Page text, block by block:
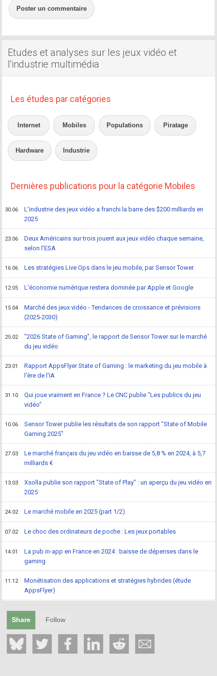
Poster un commentaire
Etudes et analyses sur les jeux vidéo et
l'industrie multimédia
Les études par catégories
Internet Mobiles Populations Piratage
Hardware Industrie
Dernières publications pour la catégorie Mobiles
30.06
L'industrie des jeux vidéo a franchi la barre des $200 milliards en
2025
23.06
Deux Américains sur trois jouent aux jeux vidéo chaque semaine,
selon l'ESA
16.06 Les stratégies Live Ops dans le jeu mobile, par Sensor Tower
12.05 L'économie numérique restera dominée par Apple et Google
15.04
Marché des jeux vidéo - Tendances de croissance et prévisions
(2025-2030)
25.02
"2026 State of Gaming", le rapport de Sensor Tower sur le marché
du jeu vidéo
23.01
Rapport AppsFlyer State of Gaming : le marketing du jeu mobile à
l'ère de l'IA
31.10
Qui joue vraiment en France ? Le CNC publie "Les publics du jeu
vidéo"
10.06
Sensor Tower publie les résultats de son rapport "State of Mobile
Gaming 2025"
27.03
Le marché français du jeu vidéo en baisse de 5,8 % en 2024, à 5,7
milliards €
13.03
Xsolla publie son rapport "State of Play" : un aperçu du jeu vidéo en
2025
24.02 Le marché mobile en 2025 (part 1/2)
07.02 Le choc des ordinateurs de poche : Les jeux portables
14.01
La pub in-app en France en 2024 : baisse de dépenses dans le
gaming
11.12
Monétisation des applications et stratégies hybrides (étude
AppsFlyer)
Share Follow